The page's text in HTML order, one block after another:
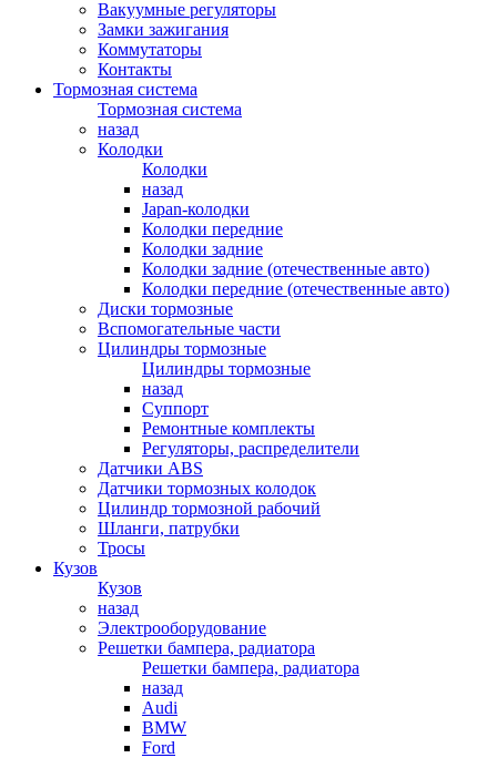
Вакуумные регуляторы
Замки зажигания
Коммутаторы
Контакты
Тормозная система
Тормозная система
назад
Колодки
Колодки
назад
Japan-колодки
Колодки передние
Колодки задние
Колодки задние (отечественные авто)
Колодки передние (отечественные авто)
Диски тормозные
Вспомогательные части
Цилиндры тормозные
Цилиндры тормозные
назад
Суппорт
Ремонтные комплекты
Регуляторы, распределители
Датчики ABS
Датчики тормозных колодок
Цилиндр тормозной рабочий
Шланги, патрубки
Тросы
Кузов
Кузов
назад
Электрооборудование
Решетки бампера, радиатора
Решетки бампера, радиатора
назад
Audi
BMW
Ford